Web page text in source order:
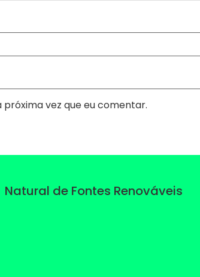
vez que eu comentar.
Natural de Fontes Renováveis